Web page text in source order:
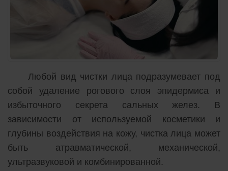
Любой вид чистки лица подразумевает под
собой удаление рогового слоя эпидермиса и
избыточного секрета сальных желез. В
зависимости от используемой косметики и
глубины воздействия на кожу, чистка лица может
быть атравматической, механической,
ультразвуковой и комбинированной.